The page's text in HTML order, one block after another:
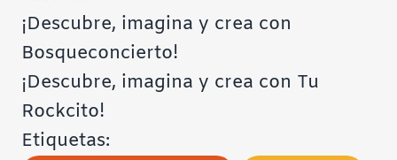
¡Descubre, imagina y crea con
Bosqueconcierto!
¡Descubre, imagina y crea con Tu
Rockcito!
Etiquetas: